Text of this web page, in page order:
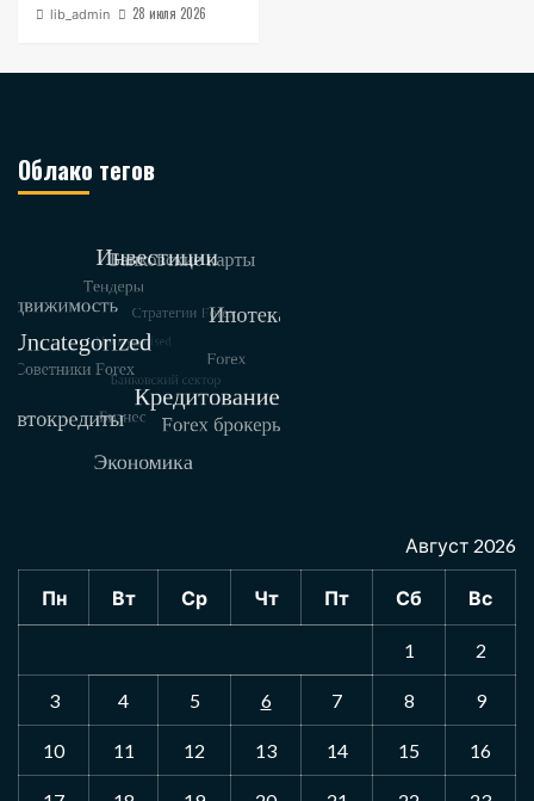
lib_admin 28 июля 2026
Облако тегов
Август 2026
Пн Вт Ср Чт Пт Сб Вс
1 2
3 4 5 6 7 8 9
10 11 12 13 14 15 16